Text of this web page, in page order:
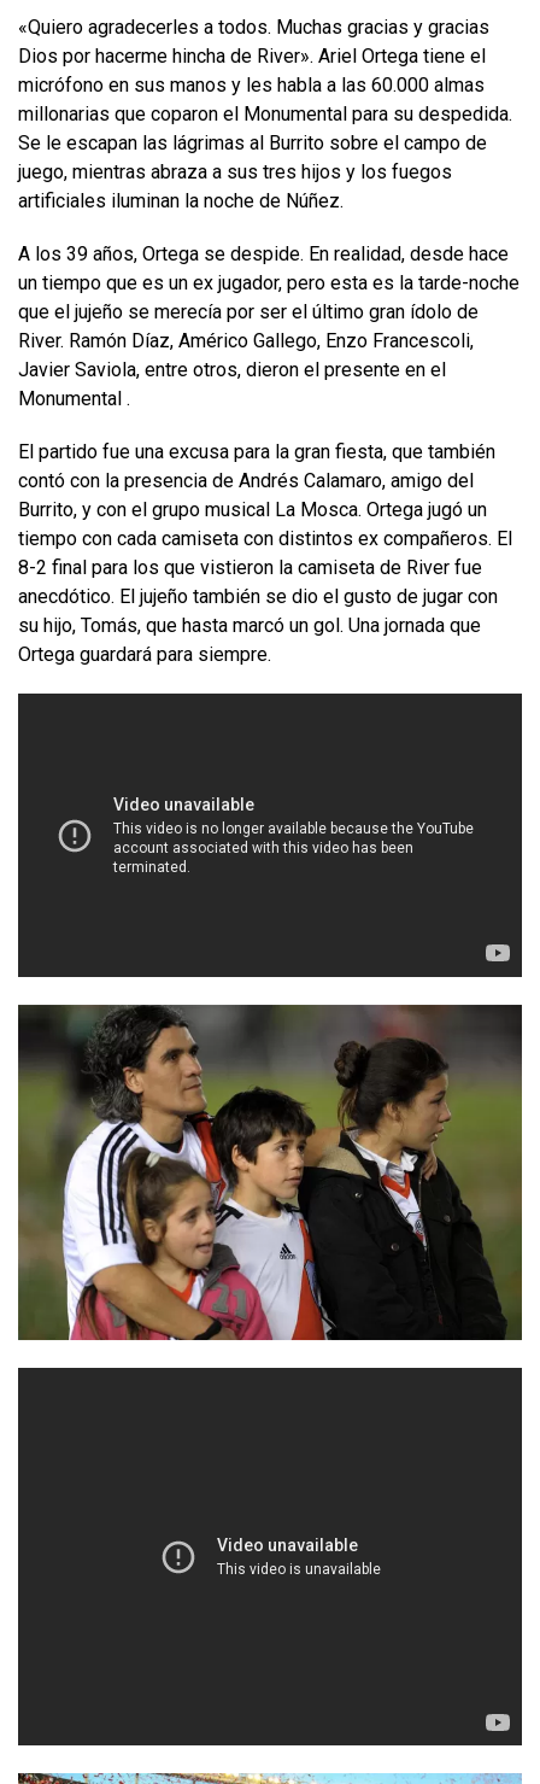
«Quiero agradecerles a todos. Muchas gracias y gracias
Dios por hacerme hincha de River». Ariel Ortega tiene el
micrófono en sus manos y les habla a las 60.000 almas
millonarias que coparon el Monumental para su despedida.
Se le escapan las lágrimas al Burrito sobre el campo de
juego, mientras abraza a sus tres hijos y los fuegos
artificiales iluminan la noche de Núñez.
A los 39 años, Ortega se despide. En realidad, desde hace
un tiempo que es un ex jugador, pero esta es la tarde-noche
que el jujeño se merecía por ser el último gran ídolo de
River. Ramón Díaz, Américo Gallego, Enzo Francescoli,
Javier Saviola, entre otros, dieron el presente en el
Monumental .
El partido fue una excusa para la gran fiesta, que también
contó con la presencia de Andrés Calamaro, amigo del
Burrito, y con el grupo musical La Mosca. Ortega jugó un
tiempo con cada camiseta con distintos ex compañeros. El
8-2 final para los que vistieron la camiseta de River fue
anecdótico. El jujeño también se dio el gusto de jugar con
su hijo, Tomás, que hasta marcó un gol. Una jornada que
Ortega guardará para siempre.